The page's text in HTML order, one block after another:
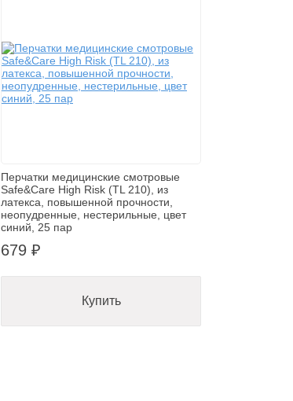
Перчатки медицинские смотровые
Safe&Care High Risk (TL 210), из
латекса, повышенной прочности,
неопудренные, нестерильные, цвет
синий, 25 пар
679 ₽
Купить